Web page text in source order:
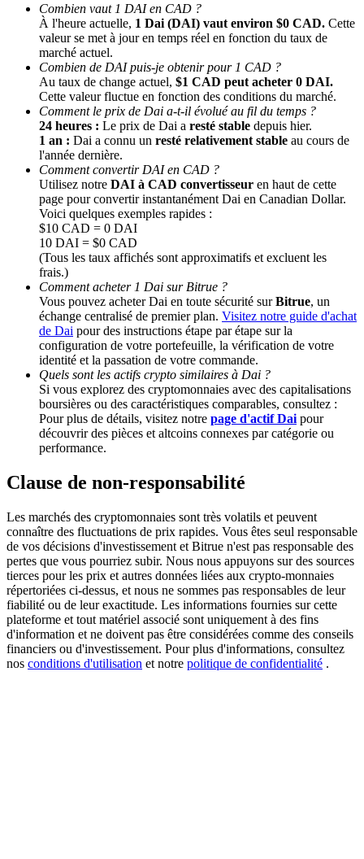
Parrainage
Invitez un ami pour recevoir des récompenses en espèces
BTC Welcome Rewards
BTC Welcome Rewards
Deposit & Trade BTC to Share 25000 USDT prize pool!
Share 500000 CASHCAT prize pool
Exclusive for BitMart Users
Register & Trade to Win 500,000 USDT
Combien vaut 1 DAI en CAD ?
À l'heure actuelle, 1 Dai (DAI) vaut environ $0 CAD. Cette
valeur se met à jour en temps réel en fonction du taux de
marché actuel.
Combien de DAI puis-je obtenir pour 1 CAD ?
Au taux de change actuel, $1 CAD peut acheter 0 DAI.
Cette valeur fluctue en fonction des conditions du marché.
Comment le prix de Dai a-t-il évolué au fil du temps ?
24 heures : Le prix de Dai a resté stable depuis hier.
1 an : Dai a connu un resté relativement stable au cours de
l'année dernière.
Comment convertir DAI en CAD ?
Utilisez notre DAI à CAD convertisseur en haut de cette
page pour convertir instantanément Dai en Canadian Dollar.
Voici quelques exemples rapides :
$10 CAD = 0 DAI
10 DAI = $0 CAD
(Tous les taux affichés sont approximatifs et excluent les
frais.)
Comment acheter 1 Dai sur Bitrue ?
Vous pouvez acheter Dai en toute sécurité surBitrue, un
échange centralisé de premier plan. Visitez notre guide d'achat
de Dai pour des instructions étape par étape sur la
configuration de votre portefeuille, la vérification de votre
identité et la passation de votre commande.
Quels sont les actifs crypto similaires à Dai ?
Si vous explorez des cryptomonnaies avec des capitalisations
boursières ou des caractéristiques comparables, consultez :
Pour plus de détails, visitez notre page d'actif Dai pour
découvrir des pièces et altcoins connexes par catégorie ou
performance.
Clause de non-responsabilité
Les marchés des cryptomonnaies sont très volatils et peuvent
connaître des fluctuations de prix rapides. Vous êtes seul responsable
de vos décisions d'investissement et Bitrue n'est pas responsable des
pertes que vous pourriez subir. Nous nous appuyons sur des sources
tierces pour les prix et autres données liées aux crypto-monnaies
répertoriées ci-dessus, et nous ne sommes pas responsables de leur
fiabilité ou de leur exactitude. Les informations fournies sur cette
plateforme et tout matériel associé sont uniquement à des fins
d'information et ne doivent pas être considérées comme des conseils
financiers ou d'investissement. Pour plus d'informations, consultez
nos conditions d'utilisation et notre politique de confidentialité .